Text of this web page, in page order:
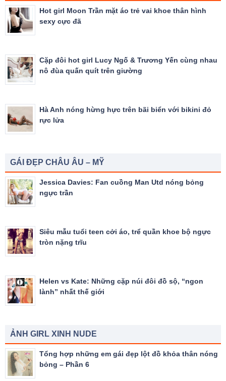
Hot girl Moon Trần mặt áo trẻ vai khoe thân hình
sexy cực đã
Cặp đôi hot girl Lucy Ngố & Trương Yến cùng nhau
nô đùa quấn quít trên giường
Hà Anh nóng hừng hực trên bãi biển với bikini đỏ
rực lửa
GÁI ĐẸP CHÂU ÂU – MỸ
Jessica Davies: Fan cuồng Man Utd nóng bỏng
ngực trần
Siêu mẫu tuổi teen cởi áo, trể quần khoe bộ ngực
tròn nặng trĩu
Helen vs Kate: Những cặp núi đôi đồ sộ, “ngon
lành” nhất thế giới
ẢNH GIRL XINH NUDE
Tổng hợp những em gái đẹp lột đồ khỏa thân nóng
bỏng – Phần 6